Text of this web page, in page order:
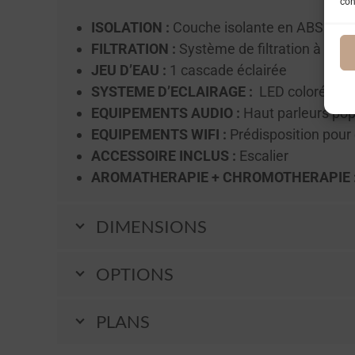
ISOLATION : Couche isolante en ABS +
FILTRATION : Système de filtration à
JEU D’EAU : 1 cascade éclairée
SYSTEME D’ECLAIRAGE : LED colorée
EQUIPEMENTS AUDIO : Haut parleurs
EQUIPEMENTS WIFI : Prédisposition pour
ACCESSOIRE INCLUS : Escalier
AROMATHERAPIE + CHROMOTHERAPIE
DIMENSIONS
OPTIONS
PLANS